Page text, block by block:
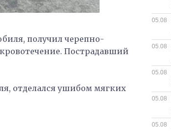
получил черепно-
Пострадавший
отделался ушибом мягких
05.08
05.08
05.08
05.08
05.08